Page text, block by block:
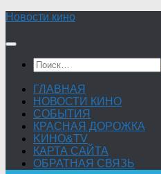
Skip
content
Новости кино
Найти:
ГЛАВНАЯ
НОВОСТИ КИНО
СОБЫТИЯ
КРАСНАЯ ДОРОЖКА
KИНО&TV
КАРТА САЙТА
ОБРАТНАЯ СВЯЗЬ